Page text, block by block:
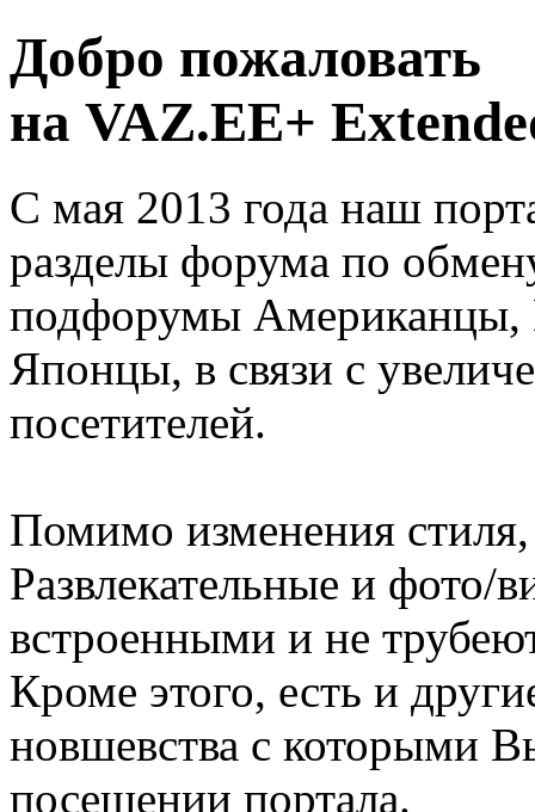
Добро пожаловать
на VAZ.EE+
С мая 2013 года наш
разделы форума по
подфорумы
Японцы, в связи с
посетителей.
Помимо изменения
Развлекательные и фото/
встроенными и не
Кроме этого, есть и
новшевства с которыми
посещении портала.